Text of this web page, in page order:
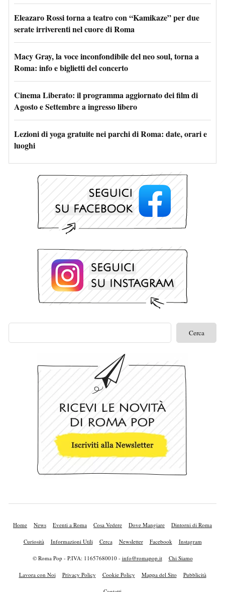
Eleazaro Rossi torna a teatro con “Kamikaze” per due
serate irriverenti nel cuore di Roma
Macy Gray, la voce inconfondibile del neo soul, torna a
Roma: info e biglietti del concerto
Cinema Liberato: il programma aggiornato dei film di
Agosto e Settembre a ingresso libero
Lezioni di yoga gratuite nei parchi di Roma: date, orari e
luoghi
Home News Eventi a Roma Cosa Vedere Dove Mangiare Dintorni di Roma
Curiosità Informazioni Utili Cerca Newsletter Facebook Instagram
© Roma Pop - P.IVA: 11657680010 - info@romapop.it Chi Siamo
Lavora con Noi Privacy Policy Cookie Policy Mappa del Sito Pubblicità